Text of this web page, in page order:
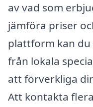
av vad som
jämföra priser
plattform kan
från lokala
att förverkliga
Att kontakta